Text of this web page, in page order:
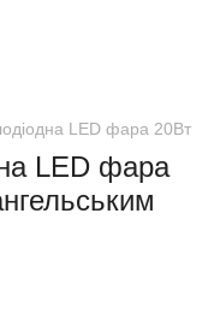
LED фара 20Вт
LED фара